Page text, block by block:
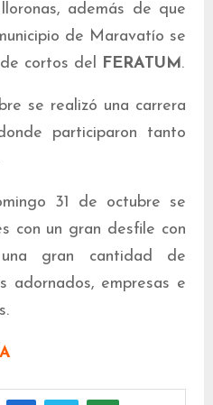
además de que
de Maravatío se
cortos del FERATUM.
se realizó una carrera
participaron tanto
31 de octubre se
con un gran desfile con
gran cantidad de
adornados, empresas e